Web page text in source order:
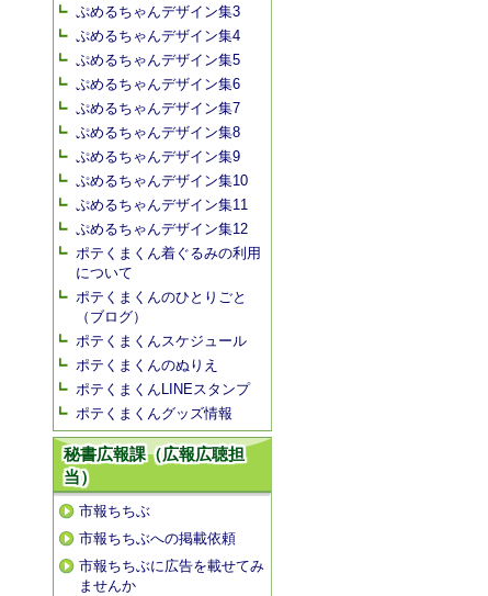
ぷめるちゃんデザイン集3
ぷめるちゃんデザイン集4
ぷめるちゃんデザイン集5
ぷめるちゃんデザイン集6
ぷめるちゃんデザイン集7
ぷめるちゃんデザイン集8
ぷめるちゃんデザイン集9
ぷめるちゃんデザイン集10
ぷめるちゃんデザイン集11
ぷめるちゃんデザイン集12
ポテくまくん着ぐるみの利用
について
ポテくまくんのひとりごと
（ブログ）
ポテくまくんスケジュール
ポテくまくんのぬりえ
ポテくまくんLINEスタンプ
ポテくまくんグッズ情報
秘書広報課（広報広聴担
当）
市報ちちぶ
市報ちちぶへの掲載依頼
市報ちちぶに広告を載せてみ
ませんか